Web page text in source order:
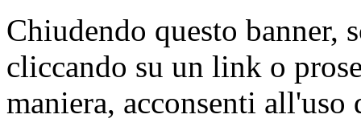
Chiudendo questo banner,
cliccando su un link o
maniera, acconsenti all'uso